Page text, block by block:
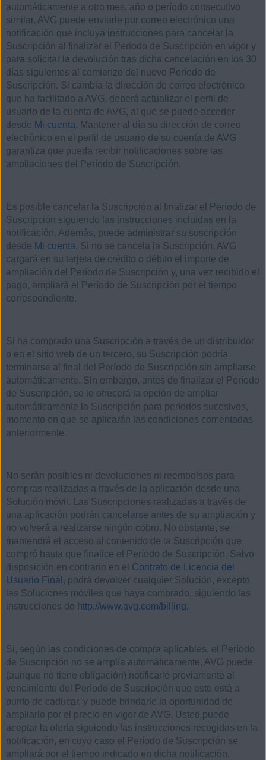
automáticamente a otro mes, año o período consecutivo
similar, AVG puede enviarle por correo electrónico una
notificación que incluya instrucciones para cancelar la
Suscripción al finalizar el Período de Suscripción en vigor y
para solicitar la devolución tras dicha cancelación en los 30
días siguientes al comienzo del nuevo Período de
Suscripción. Si cambia la dirección de correo electrónico
que ha facilitado a AVG, deberá actualizar el perfil de
usuario de la cuenta de AVG, al que se puede acceder
desde Mi cuenta. Mantener al día su dirección de correo
electrónico en el perfil de usuario de su cuenta de AVG
garantiza que pueda recibir notificaciones sobre las
ampliaciones del Período de Suscripción.
Es posible cancelar la Suscripción al finalizar el Período de
Suscripción siguiendo las instrucciones incluidas en la
notificación. Además, puede administrar su suscripción
desde Mi cuenta. Si no se cancela la Suscripción, AVG
cargará en su tarjeta de crédito o débito el importe de
ampliación del Período de Suscripción y, una vez recibido el
pago, ampliará el Período de Suscripción por el tiempo
correspondiente.
Si ha comprado una Suscripción a través de un distribuidor
o en el sitio web de un tercero, su Suscripción podría
terminarse al final del Período de Suscripción sin ampliarse
automáticamente. Sin embargo, antes de finalizar el Período
de Suscripción, se le ofrecerá la opción de ampliar
automáticamente la Suscripción para períodos sucesivos,
momento en que se aplicarán las condiciones comentadas
anteriormente.
No serán posibles ni devoluciones ni reembolsos para
compras realizadas a través de la aplicación desde una
Solución móvil. Las Suscripciones realizadas a través de
una aplicación podrán cancelarse antes de su ampliación y
no volverá a realizarse ningún cobro. No obstante, se
mantendrá el acceso al contenido de la Suscripción que
compró hasta que finalice el Período de Suscripción. Salvo
disposición en contrario en el Contrato de Licencia del
Usuario Final , podrá devolver cualquier Solución, excepto
las Soluciones móviles que haya comprado, siguiendo las
instrucciones de http://www.avg.com/billing.
Si, según las condiciones de compra aplicables, el Período
de Suscripción no se amplía automáticamente, AVG puede
(aunque no tiene obligación) notificarle previamente al
vencimiento del Período de Suscripción que este está a
punto de caducar, y puede brindarle la oportunidad de
ampliarlo por el precio en vigor de AVG. Usted puede
aceptar la oferta siguiendo las instrucciones recogidas en la
notificación, en cuyo caso el Período de Suscripción se
ampliará por el tiempo indicado en dicha notificación.